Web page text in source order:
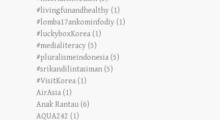
#livingfunandhealthy (1)
#lomba17ankominfodiy (1)
#luckyboxKorea (1)
#medialiteracy (5)
#pluralismeindonesia (5)
#srikandilintasiman (5)
#VisitKorea (1)
AirAsia (1)
Anak Rantau (6)
AQUA242 (1)